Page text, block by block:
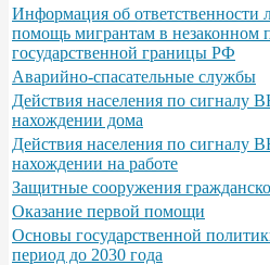
Информация об
помощь мигрантам в незаконном
государственной границы РФ
Аварийно-спасательные службы
Действия населения по
нахождении дома
Действия населения по
нахождении на работе
Защитные сооружения
Оказание первой помощи
Основы государственной
период до 2030 года